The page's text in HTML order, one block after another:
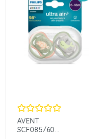
AVENT
SCF085/60